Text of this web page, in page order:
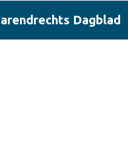
Dagblad